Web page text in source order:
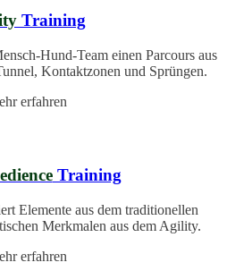
Training
Hund-Team einen Parcours aus
Kontakt­zonen und Sprüngen.
erfahren
Training
Elemente aus dem traditionellen
Merkmalen aus dem Agility.
erfahren